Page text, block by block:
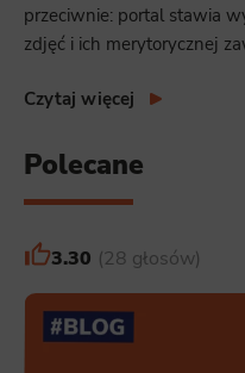
przeciwnie: portal stawia
zdjęć i ich merytorycznej
Czytaj więcej
Polecane
3.30 28 głosów